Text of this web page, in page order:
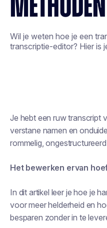
METHODEN
Wil je weten hoe je een
transcriptie-editor? Hier is
Je hebt een ruw transcript
verstane namen en
rommelig,
Het bewerken ervan
In dit artikel leer je hoe je
voor meer helderheid en
besparen zonder in te